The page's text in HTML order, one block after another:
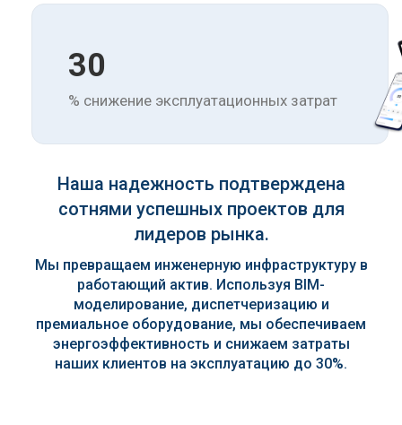
30
% снижение эксплуатационных затрат
Наша надежность подтверждена
сотнями успешных проектов для
лидеров рынка.
Мы превращаем инженерную инфраструктуру в
работающий актив. Используя BIM-
моделирование, диспетчеризацию и
премиальное оборудование, мы обеспечиваем
энергоэффективность и снижаем затраты
наших клиентов на эксплуатацию до 30%.